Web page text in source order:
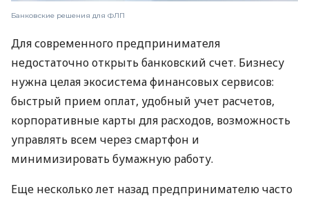
Банковские решения для ФЛП
Для современного предпринимателя
недостаточно открыть банковский счет. Бизнесу
нужна целая экосистема финансовых сервисов:
быстрый прием оплат, удобный учет расчетов,
корпоративные карты для расходов, возможность
управлять всем через смартфон и
минимизировать бумажную работу.
Еще несколько лет назад предпринимателю часто